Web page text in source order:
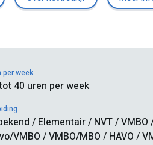
per week
40 uren per week
/ Elementair / NVT / VMBO
VMBO / VMBO/MBO / HAVO /